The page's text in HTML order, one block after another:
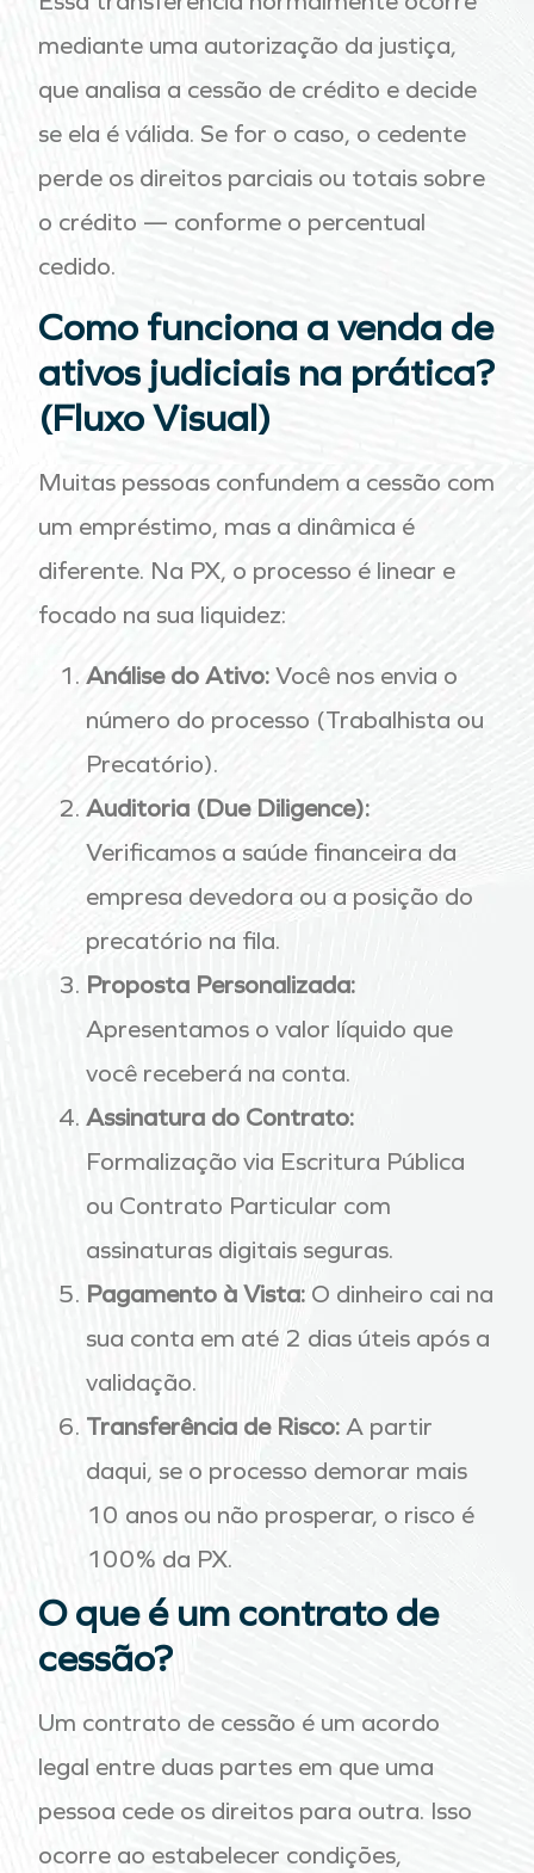
mediante uma autorização da justiça,
que analisa a cessão de crédito e decide
se ela é válida. Se for o caso, o cedente
perde os direitos parciais ou totais sobre
o crédito — conforme o percentual
cedido.
Como funciona a venda de
ativos judiciais na prática?
(Fluxo Visual)
Muitas pessoas confundem a cessão com
um empréstimo, mas a dinâmica é
diferente. Na PX, o processo é linear e
focado na sua liquidez:
Análise do Ativo: Você nos envia o
número do processo (Trabalhista ou
Precatório).
Auditoria (Due Diligence):
Verificamos a saúde financeira da
empresa devedora ou a posição do
precatório na fila.
Proposta Personalizada:
Apresentamos o valor líquido que
você receberá na conta.
Assinatura do Contrato:
Formalização via Escritura Pública
ou Contrato Particular com
assinaturas digitais seguras.
Pagamento à Vista: O dinheiro cai na
sua conta em até 2 dias úteis após a
validação.
Transferência de Risco: A partir
daqui, se o processo demorar mais
10 anos ou não prosperar, o risco é
100% da PX.
O que é um contrato de
cessão?
Um contrato de cessão é um acordo
legal entre duas partes em que uma
pessoa cede os direitos para outra. Isso
ocorre ao estabelecer condições,